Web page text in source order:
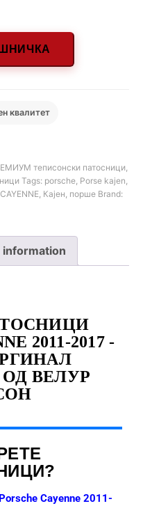
квалитет
теписонски патосници
Tags: porsche Porse kajen
Кајен порше Brand:
information
2011-2017 -
ВЕЛУР
Porsche Cayenne 2011-